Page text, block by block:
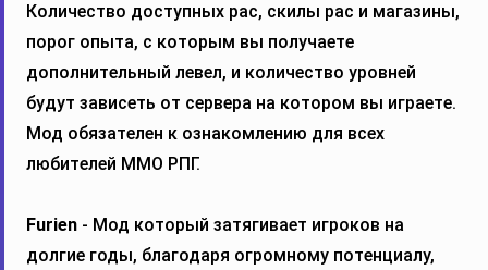
Количество доступных рас, скилы рас и магазины,
порог опыта, с которым вы получаете
дополнительный левел, и количество уровней
будут зависеть от сервера на котором вы играете.
Мод обязателен к ознакомлению для всех
любителей ММО РПГ.
Furien - Мод который затягивает игроков на
долгие годы, благодаря огромному потенциалу,